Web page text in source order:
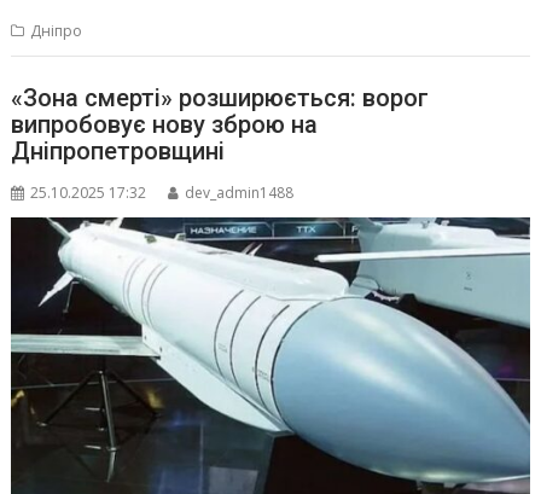
Дніпро
«Зона смерті» розширюється: ворог
випробовує нову зброю на
Дніпропетровщині
25.10.2025 17:32 dev_admin1488